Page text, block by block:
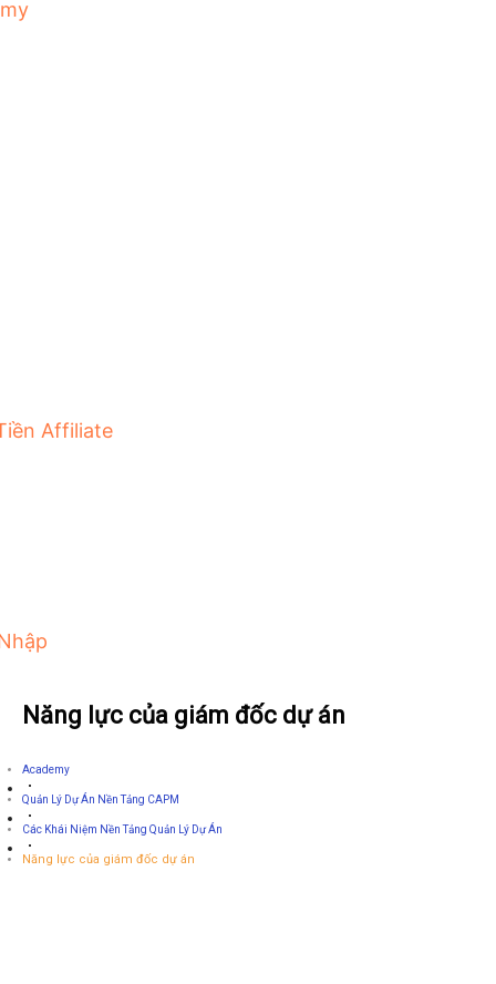
Affiliate
Năng lực của giám đốc dự án
Academy
Quản Lý Dự Án Nền Tảng CAPM
Các Khái Niệm Nền Tảng Quản Lý Dự Án
Năng lực của giám đốc dự án